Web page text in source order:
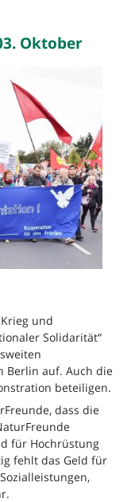
Oktober
und
Solidarität“
Berlin auf. Auch die
beteiligen.
dass die
für Hochrüstung
fehlt das Geld für